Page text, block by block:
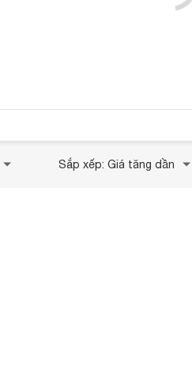
Sắp xếp: Giá tăng dần